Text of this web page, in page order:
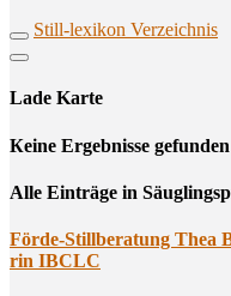
Still-lexikon Verzeichnis
Lade Karte
Кeine Ergebnisse gefunden
Alle Einträge in
För­de-Still­be­ra­tung Thea
rin IBCLC